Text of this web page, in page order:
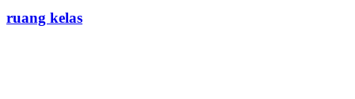
ruang kelas